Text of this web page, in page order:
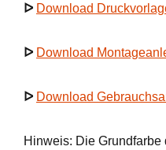
ᐅ Download
ᐅ Download
ᐅ Download
Hinweis: Die Grundfarbe